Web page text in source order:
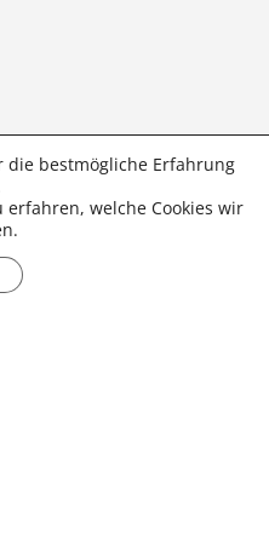
die bestmögliche Erfahrung
welche Cookies wir